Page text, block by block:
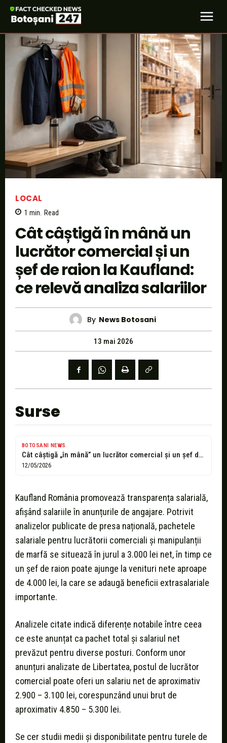
LOCAL
1 min. Read
Cât câștigă în mână un
lucrător comercial și un
șef de raion la Kaufland:
ce relevă analiza salariilor
By News Botosani
13 mai 2026
Surse
BOTOSANI NEWS
Cât câștigă „în mână” un lucrător comercial și un șef de raion...
12/05/2026
Kaufland România promovează transparența salarială,
afișând salariile în anunțurile de angajare. Potrivit
analizelor publicate de presa națională, pachetele
salariale pentru lucrătorii comerciali și manipulanții
de marfă se situează în jurul a 3.000 lei net, în timp ce
un șef de raion poate ajunge la venituri nete aproape
de 4.000 lei, la care se adaugă beneficii extrasalariale
importante.
Analizele citate indică diferențe notabile între ceea
ce este anunțat ca pachet total și salariul net
prevăzut pentru diverse posturi. Conform unor
anunțuri analizate de Libertatea, postul de lucrător
comercial poate oferi un salariu net de aproximativ
2.900 – 3.100 lei, corespunzând unui brut de
aproximativ 4.850 – 5.300 lei.
Se cer studii medii și disponibilitate pentru turele de